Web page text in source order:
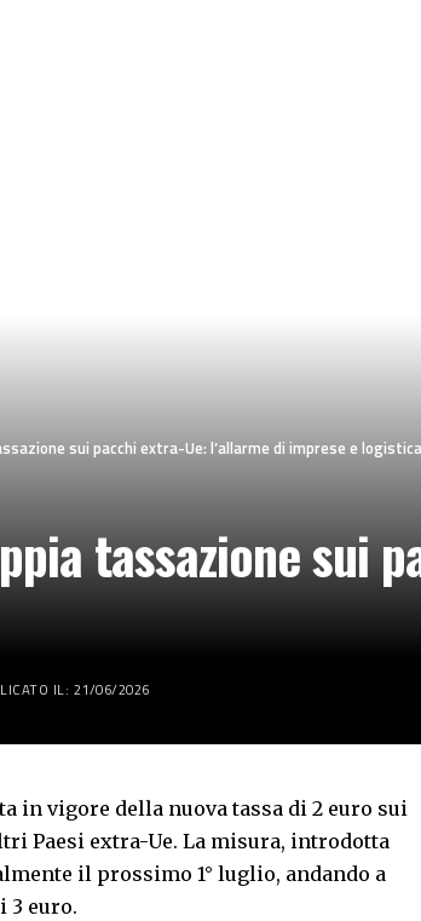
sui pacchi extra-Ue: l’allarme di imprese e logistica
tassazione sui
IL: 21/06/2026
in vigore della nuova tassa di 2 euro sui
Paesi extra-Ue. La misura, introdotta
il prossimo 1° luglio, andando a
3 euro.